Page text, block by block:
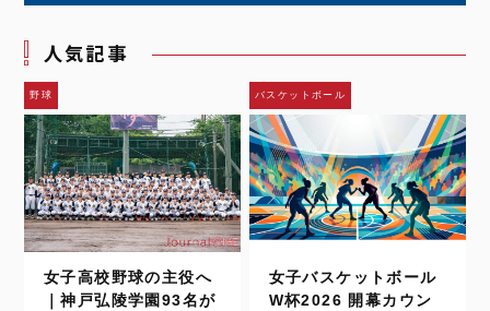
人気記事
野球
女子高校野球の主役へ
｜神戸弘陵学園93名が
バスケットボール
女子バスケットボール
W杯2026 開幕カウン